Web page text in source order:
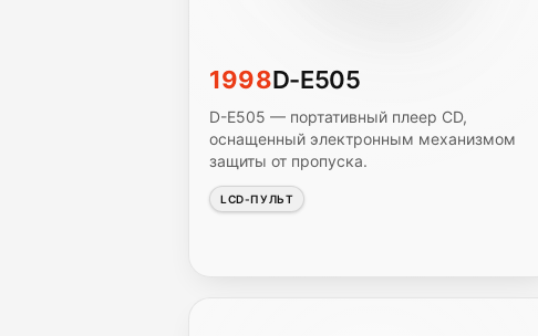
1998D-E505
D-E505 — портативный плеер CD,
оснащенный электронным механизмом
защиты от пропуска.
LCD-ПУЛЬТ